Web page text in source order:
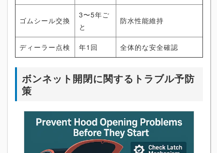
ゴムシール交換
3〜5年ご
と
防水性能維持
ディーラー点検 年1回 全体的な安全確認
ボンネット開閉に関するトラブル予防
策